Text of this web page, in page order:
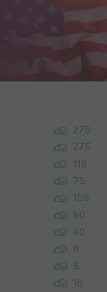
275
275
119
75
156
50
40
6
5
16